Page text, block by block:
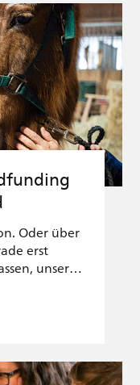
Oder über
erst
unser…